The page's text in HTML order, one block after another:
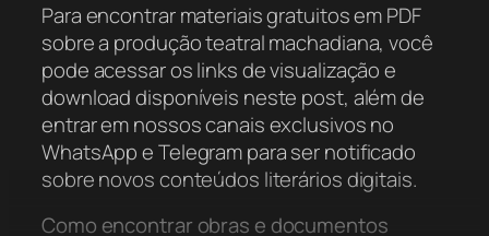
Para encontrar materiais gratuitos em PDF
sobre a produção teatral machadiana, você
pode acessar os links de visualização e
download disponíveis neste post, além de
entrar em nossos canais exclusivos no
WhatsApp e Telegram para ser notificado
sobre novos conteúdos literários digitais.
Como encontrar obras e documentos